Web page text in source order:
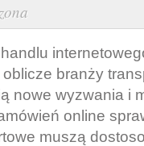
branży
nowe wyzwania i
online
muszą